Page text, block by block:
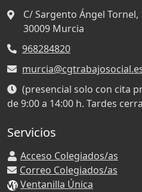
C/ Sargento Ángel Tornel,
30009 Murcia
968284820
(presencial solo con cita
de 9:00 a 14:00 h. Tardes
Servicios
Acceso Colegiados/as
Correo Colegiados/as
Ventanilla Única